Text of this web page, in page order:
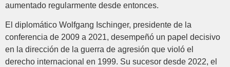
aumentado regularmente desde entonces.
El diplomático Wolfgang Ischinger, presidente de la
conferencia de 2009 a 2021, desempeñó un papel decisivo
en la dirección de la guerra de agresión que violó el
derecho internacional en 1999. Su sucesor desde 2022, el